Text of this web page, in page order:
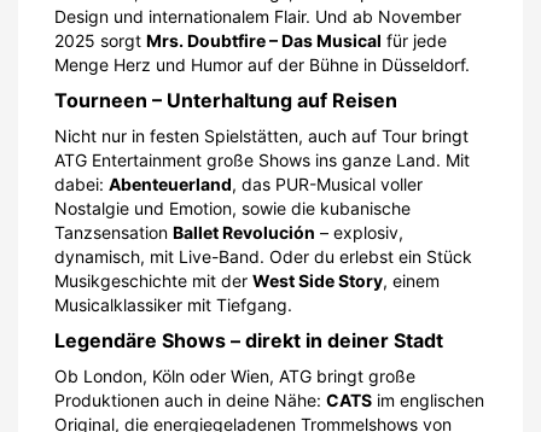
Design und internationalem Flair. Und ab November
2025 sorgt Mrs. Doubtfire – Das Musical für jede
Menge Herz und Humor auf der Bühne in Düsseldorf.
Tourneen – Unterhaltung auf Reisen
Nicht nur in festen Spielstätten, auch auf Tour bringt
ATG Entertainment große Shows ins ganze Land. Mit
dabei: Abenteuerland, das PUR-Musical voller
Nostalgie und Emotion, sowie die kubanische
Tanzsensation Ballet Revolución – explosiv,
dynamisch, mit Live-Band. Oder du erlebst ein Stück
Musikgeschichte mit der West Side Story, einem
Musicalklassiker mit Tiefgang.
Legendäre Shows – direkt in deiner Stadt
Ob London, Köln oder Wien, ATG bringt große
Produktionen auch in deine Nähe: CATS im englischen
Original, die energiegeladenen Trommelshows von